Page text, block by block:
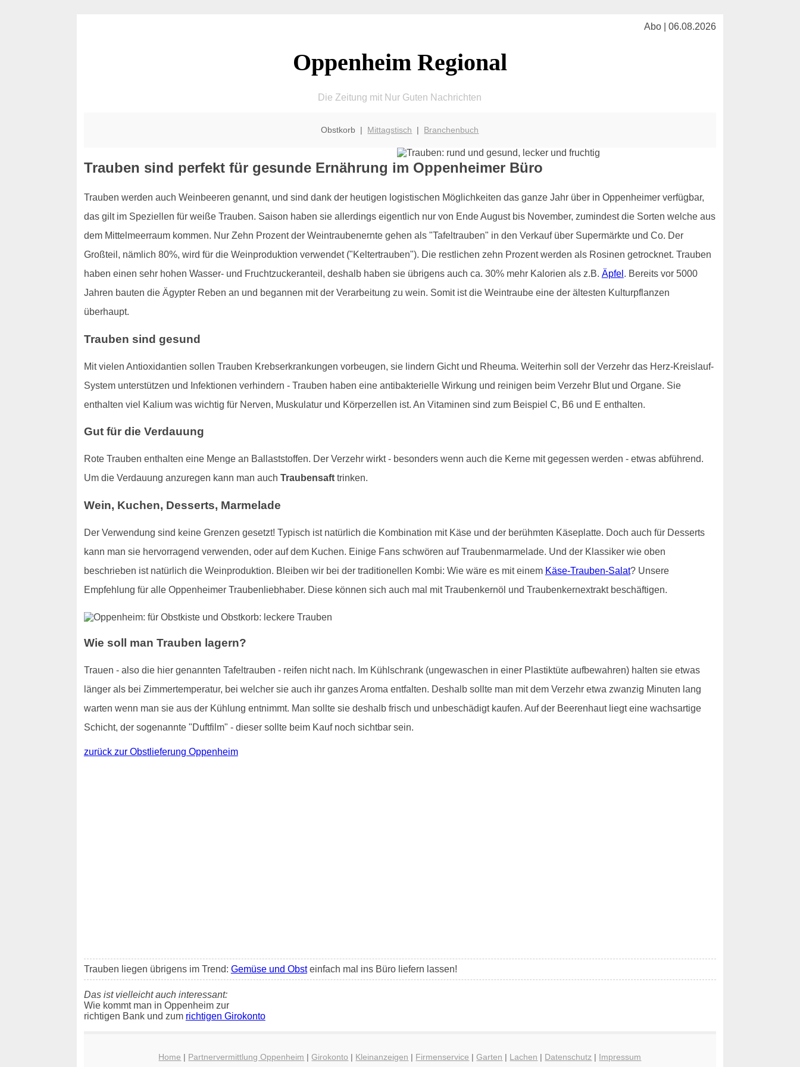
Abo | 06.08.2026
Oppenheim Regional
Die Zeitung mit Nur Guten Nachrichten
Obstkorb | Mittagstisch | Branchenbuch
Trauben sind perfekt für gesunde Ernährung im Oppenheimer Büro
Trauben werden auch Weinbeeren genannt, und sind dank der heutigen logistischen Möglichkeiten das ganze Jahr über in Oppenheimer verfügbar,
das gilt im Speziellen für weiße Trauben. Saison haben sie allerdings eigentlich nur von Ende August bis November, zumindest die Sorten welche aus
dem Mittelmeerraum kommen. Nur Zehn Prozent der Weintraubenernte gehen als "Tafeltrauben" in den Verkauf über Supermärkte und Co. Der
Großteil, nämlich 80%, wird für die Weinproduktion verwendet ("Keltertrauben"). Die restlichen zehn Prozent werden als Rosinen getrocknet. Trauben
haben einen sehr hohen Wasser- und Fruchtzuckeranteil, deshalb haben sie übrigens auch ca. 30% mehr Kalorien als z.B. Äpfel . Bereits vor 5000
Jahren bauten die Ägypter Reben an und begannen mit der Verarbeitung zu wein. Somit ist die Weintraube eine der ältesten Kulturpflanzen
überhaupt.
Trauben sind gesund
Mit vielen Antioxidantien sollen Trauben Krebserkrankungen vorbeugen, sie lindern Gicht und Rheuma. Weiterhin soll der Verzehr das Herz-Kreislauf-
System unterstützen und Infektionen verhindern - Trauben haben eine antibakterielle Wirkung und reinigen beim Verzehr Blut und Organe. Sie
enthalten viel Kalium was wichtig für Nerven, Muskulatur und Körperzellen ist. An Vitaminen sind zum Beispiel C, B6 und E enthalten.
Gut für die Verdauung
Rote Trauben enthalten eine Menge an Ballaststoffen. Der Verzehr wirkt - besonders wenn auch die Kerne mit gegessen werden - etwas abführend.
Um die Verdauung anzuregen kann man auch Traubensafttrinken.
Wein, Kuchen, Desserts, Marmelade
Der Verwendung sind keine Grenzen gesetzt! Typisch ist natürlich die Kombination mit Käse und der berühmten Käseplatte. Doch auch für Desserts
kann man sie hervorragend verwenden, oder auf dem Kuchen. Einige Fans schwören auf Traubenmarmelade. Und der Klassiker wie oben
beschrieben ist natürlich die Weinproduktion. Bleiben wir bei der traditionellen Kombi: Wie wäre es mit einem Käse-Trauben-Salat? Unsere
Empfehlung für alle Oppenheimer Traubenliebhaber. Diese können sich auch mal mit Traubenkernöl und Traubenkernextrakt beschäftigen.
Wie soll man Trauben lagern?
Trauen - also die hier genannten Tafeltrauben - reifen nicht nach. Im Kühlschrank (ungewaschen in einer Plastiktüte aufbewahren) halten sie etwas
länger als bei Zimmertemperatur, bei welcher sie auch ihr ganzes Aroma entfalten. Deshalb sollte man mit dem Verzehr etwa zwanzig Minuten lang
warten wenn man sie aus der Kühlung entnimmt. Man sollte sie deshalb frisch und unbeschädigt kaufen. Auf der Beerenhaut liegt eine wachsartige
Schicht, der sogenannte "Duftfilm" - dieser sollte beim Kauf noch sichtbar sein.
zurück zur Obstlieferung Oppenheim
Trauben liegen übrigens im Trend: Gemüse und Obsteinfach mal ins Büro liefern lassen!
Das ist vielleicht auch interessant:
Wie kommt man in Oppenheim zur
richtigen Bank und zum richtigen Girokonto
Home | Partnervermittlung Oppenheim |Girokonto | Kleinanzeigen | Firmenservice |Garten | Lachen | Datenschutz | Impressum